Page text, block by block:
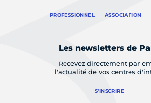
PROFESSIONNEL ASSOCIATION
Les newsletters de
Recevez directement par
l'actualité de vos centres
S'INSCRIRE